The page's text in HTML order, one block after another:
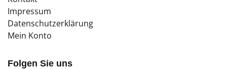
Impressum
Datenschutzerklärung
Mein Konto
Folgen Sie uns